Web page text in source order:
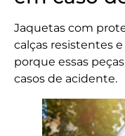
Jaquetas com
calças resistentes
porque essas
casos de acidente.